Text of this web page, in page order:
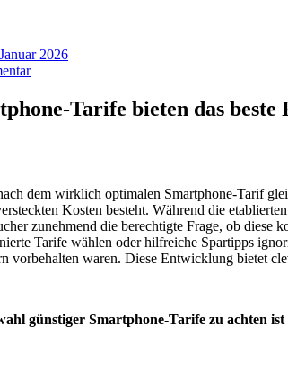
2026
Tarife bieten das
dem wirklich optimalen Smartphone-Tarif
Kosten besteht. Während die
zunehmend die berechtigte Frage, ob
Tarife wählen oder hilfreiche Spartipps
vorbehalten waren. Diese Entwicklung bietet
günstiger Smartphone-Tarife zu achten ist